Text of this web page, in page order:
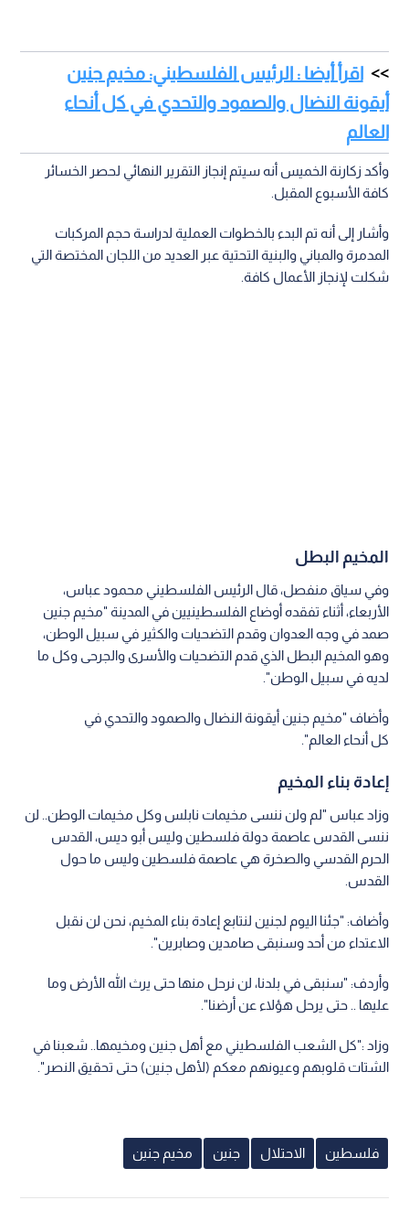
اقرأ أيضا : الرئيس الفلسطيني: مخيم جنين
أيقونة النضال والصمود والتحدي في كل أنحاء
العالم
وأكد زكارنة الخميس أنه سيتم إنجاز التقرير النهائي لحصر الخسائر
كافة الأسبوع المقبل.
وأشار إلى أنه تم البدء بالخطوات العملية لدراسة حجم المركبات
المدمرة والمباني والبنية التحتية عبر العديد من اللجان المختصة التي
شكلت لإنجاز الأعمال كافة.
المخيم البطل
وفي سياق منفصل، قال الرئيس الفلسطيني محمود عباس،
الأربعاء، أثناء تفقده أوضاع الفلسطينيين في المدينة "مخيم جنين
صمد في وجه العدوان وقدم التضحيات والكثير في سبيل الوطن،
وهو المخيم البطل الذي قدم التضحيات والأسرى والجرحى وكل ما
لديه في سبيل الوطن".
وأضاف "مخيم جنين أيقونة النضال والصمود والتحدي في
كل أنحاء العالم".
إعادة بناء المخيم
وزاد عباس "لم ولن ننسى مخيمات نابلس وكل مخيمات الوطن.. لن
ننسى القدس عاصمة دولة فلسطين وليس أبو ديس، القدس
الحرم القدسي والصخرة هي عاصمة فلسطين وليس ما حول
القدس.
وأضاف: "جئنا اليوم لجنين لنتابع إعادة بناء المخيم، نحن لن نقبل
الاعتداء من أحد وسنبقى صامدين وصابرين".
وأردف: "سنبقى في بلدنا، لن نرحل منها حتى يرث الله الأرض وما
عليها .. حتى يرحل هؤلاء عن أرضنا".
وزاد :"كل الشعب الفلسطيني مع أهل جنين ومخيمها.. شعبنا في
الشتات قلوبهم وعيونهم معكم (لأهل جنين) حتى تحقيق النصر".
فلسطين الاحتلال جنين مخيم جنين